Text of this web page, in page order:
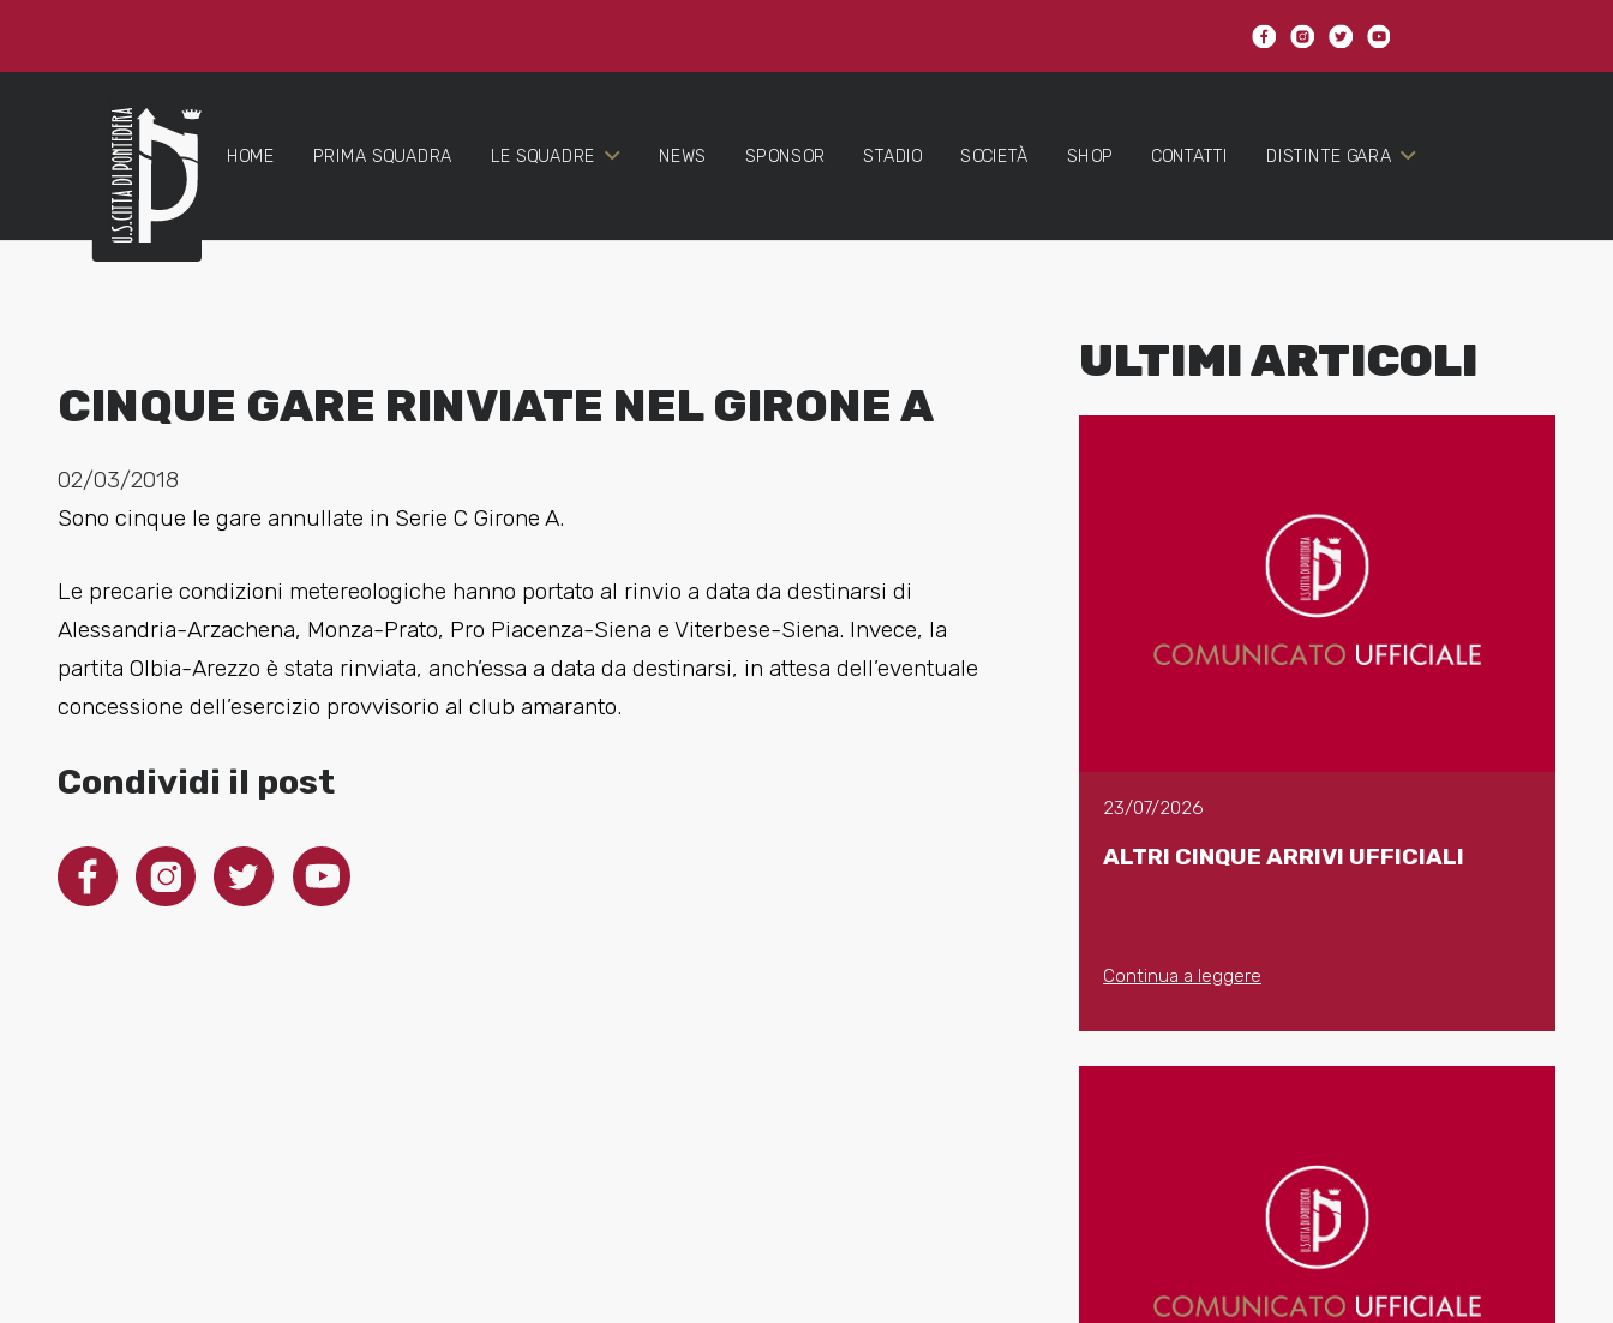
HOME PRIMA SQUADRA LE SQUADRE NEWS SPONSOR STADIO SOCIETÀ SHOP CONTATTI DISTINTE GARA
CINQUE GARE RINVIATE NEL GIRONE A
02/03/2018
Sono cinque le gare annullate in Serie C Girone A.
Le precarie condizioni metereologiche hanno portato al rinvio a data da destinarsi di
Alessandria-Arzachena, Monza-Prato, Pro Piacenza-Siena e Viterbese-Siena. Invece, la
partita Olbia-Arezzo è stata rinviata, anch’essa a data da destinarsi, in attesa dell’eventuale
concessione dell’esercizio provvisorio al club amaranto.
Condividi il post
ULTIMI ARTICOLI
23/07/2026
ALTRI CINQUE ARRIVI UFFICIALI
Continua a leggere